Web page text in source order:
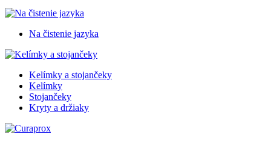
Na čistenie jazyka
Kelímky a stojančeky
Kelímky
Stojančeky
Kryty a držiaky